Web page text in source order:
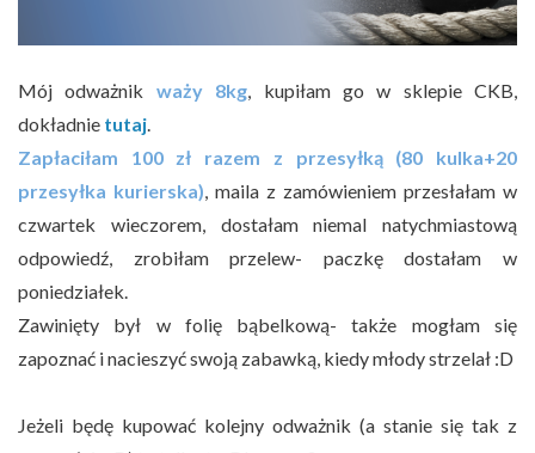
Mój odważnik waży 8kg , kupiłam go w sklepie CKB,
dokładnie tutaj
Zapłaciłam 100 zł razem z przesyłką (80 kulka+20
przesyłka kurierska) , maila z zamówieniem przesłałam w
czwartek wieczorem, dostałam niemal natychmiastową
odpowiedź, zrobiłam przelew- paczkę dostałam w
poniedziałek.
Zawinięty był w folię bąbelkową- także mogłam się
zapoznać i nacieszyć swoją zabawką, kiedy młody strzelał :D
Jeżeli będę kupować kolejny odważnik (a stanie się tak z